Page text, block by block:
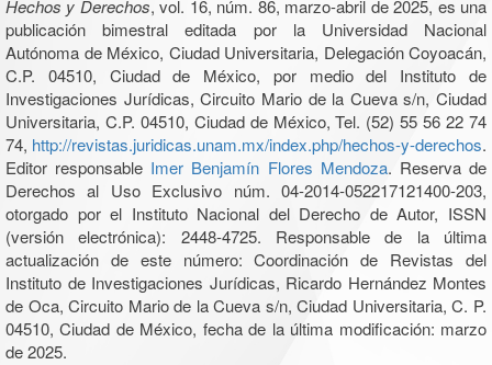
Hechos y Derechos, vol. 16, núm. 86, marzo-abril de 2025, es una
publicación bimestral editada por la Universidad Nacional
Autónoma de México, Ciudad Universitaria, Delegación Coyoacán,
C.P. 04510, Ciudad de México, por medio del Instituto de
Investigaciones Jurídicas, Circuito Mario de la Cueva s/n, Ciudad
Universitaria, C.P. 04510, Ciudad de México, Tel. (52) 55 56 22 74
74, http://revistas.juridicas.unam.mx/index.php/hechos-y-derechos.
Editor responsable Imer Benjamín Flores Mendoza. Reserva de
Derechos al Uso Exclusivo núm. 04-2014-052217121400-203,
otorgado por el Instituto Nacional del Derecho de Autor, ISSN
(versión electrónica): 2448-4725. Responsable de la última
actualización de este número: Coordinación de Revistas del
Instituto de Investigaciones Jurídicas, Ricardo Hernández Montes
de Oca, Circuito Mario de la Cueva s/n, Ciudad Universitaria, C. P.
04510, Ciudad de México, fecha de la última modificación: marzo
de 2025.